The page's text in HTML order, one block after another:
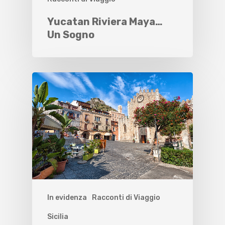
Yucatan Riviera Maya…
Un Sogno
In evidenza Racconti di Viaggio
Sicilia